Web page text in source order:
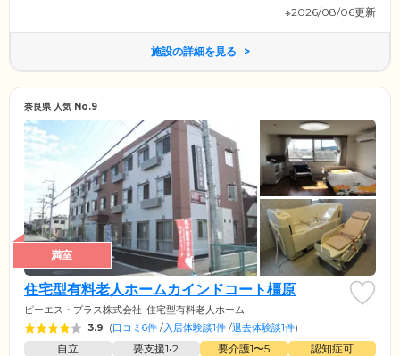
※2026/08/06更新
施設の詳細を見る
奈良県 人気 No.9
満室
住宅型有料老人ホームカインドコート橿原
ピーエス・プラス株式会社 住宅型有料老人ホーム
3.9 (口コミ6件 /入居体験談1件 /退去体験談1件)
自立 要支援1•2 要介護1〜5
認知症可